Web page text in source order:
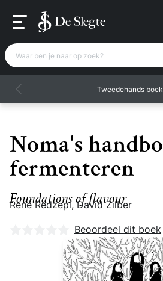
Waar ben je naar op zoek?
Tweedehands
Noma's
fermenteren
Foundations of flavour
René Redzepi,David Zilber
Nog geen beoordelingen
Beoordeel dit boek